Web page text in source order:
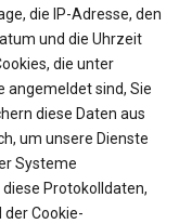
die IP-Adresse, den
und die Uhrzeit
die unter
angemeldet sind, Sie
diese Daten aus
um unsere Dienste
Systeme
Protokolldaten,
der Cookie-